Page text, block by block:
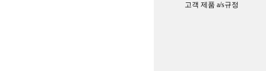
고객 제품 a/s규정